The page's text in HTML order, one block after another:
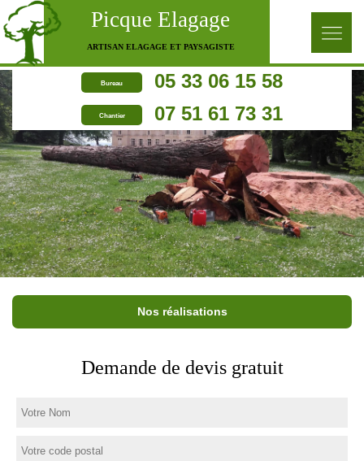
Picque Elagage
ARTISAN ELAGAGE ET PAYSAGISTE
Bureau 05 33 06 15 58
Chantier 07 51 61 73 31
Nos réalisations
Demande de devis gratuit